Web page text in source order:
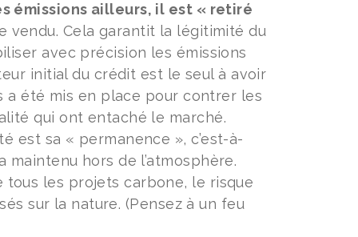
émissions ailleurs, il est « retiré
vendu. Cela garantit la légitimité du
avec précision les émissions
initial du crédit est le seul à avoir
été mis en place pour contrer les
qui ont entaché le marché.
est sa « permanence », c’est-à-
hors de l’atmosphère.
les projets carbone, le risque
sur la nature. (Pensez à un feu